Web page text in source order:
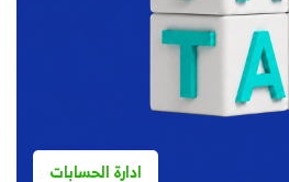
ادارة الحسابات